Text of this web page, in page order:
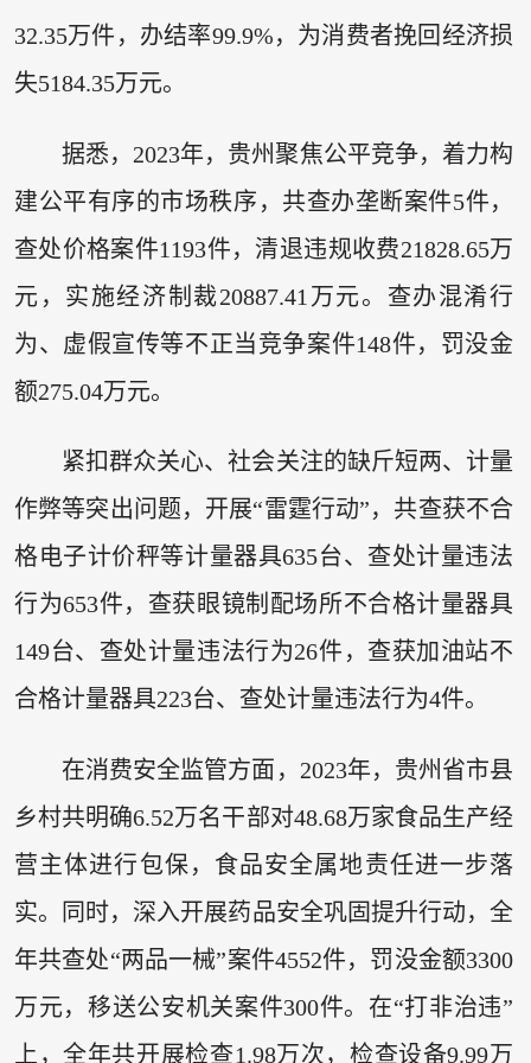
32.35万件，办结率99.9%，为消费者挽回经济损
失5184.35万元。
据悉，2023年，贵州聚焦公平竞争，着力构
建公平有序的市场秩序，共查办垄断案件5件，
查处价格案件1193件，清退违规收费21828.65万
元，实施经济制裁20887.41万元。查办混淆行
为、虚假宣传等不正当竞争案件148件，罚没金
额275.04万元。
紧扣群众关心、社会关注的缺斤短两、计量
作弊等突出问题，开展“雷霆行动”，共查获不合
格电子计价秤等计量器具635台、查处计量违法
行为653件，查获眼镜制配场所不合格计量器具
149台、查处计量违法行为26件，查获加油站不
合格计量器具223台、查处计量违法行为4件。
在消费安全监管方面，2023年，贵州省市县
乡村共明确6.52万名干部对48.68万家食品生产经
营主体进行包保，食品安全属地责任进一步落
实。同时，深入开展药品安全巩固提升行动，全
年共查处“两品一械”案件4552件，罚没金额3300
万元，移送公安机关案件300件。在“打非治违”
上，全年共开展检查1.98万次，检查设备9.99万